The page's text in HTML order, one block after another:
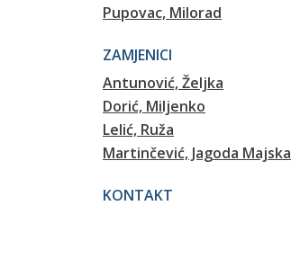
Pupovac, Milorad
ZAMJENICI
Antunović, Željka
Dorić, Miljenko
Lelić, Ruža
Martinčević, Jagoda Majska
KONTAKT